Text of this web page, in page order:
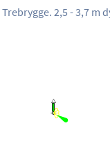
Trebrygge. 2,5 - 3,7 m